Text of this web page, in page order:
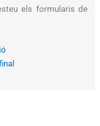
els formularis de